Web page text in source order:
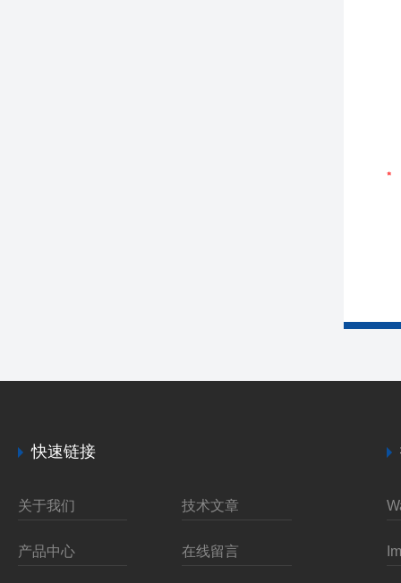
快速链接
关于我们 技术文章
产品中心 在线留言